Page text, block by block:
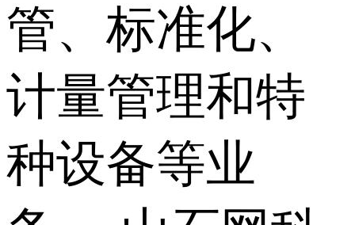
管、标准化、
计量管理和特
种设备等业